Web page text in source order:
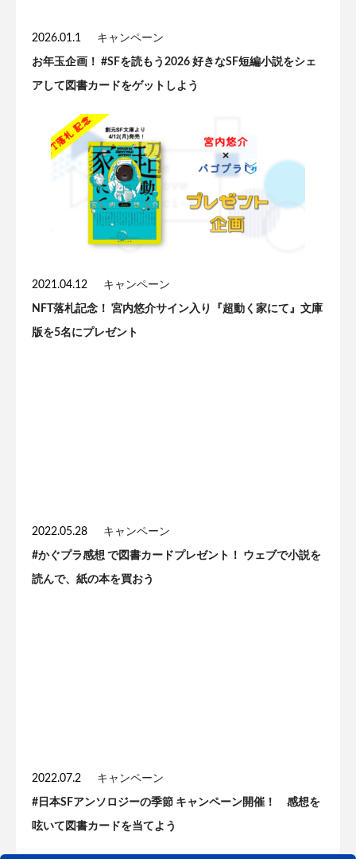
2026.01.1 キャンペーン
お年玉企画！ #SFを読もう2026 好きなSF短編小説をシェ
アして図書カードをゲットしよう
2021.04.12 キャンペーン
NFT落札記念！ 宮内悠介サイン入り『超動く家にて』文庫
版を5名にプレゼント
2022.05.28 キャンペーン
#かぐプラ感想 で図書カードプレゼント！ ウェブで小説を
読んで、紙の本を買おう
2022.07.2 キャンペーン
#日本SFアンソロジーの季節 キャンペーン開催！ 感想を
呟いて図書カードを当てよう